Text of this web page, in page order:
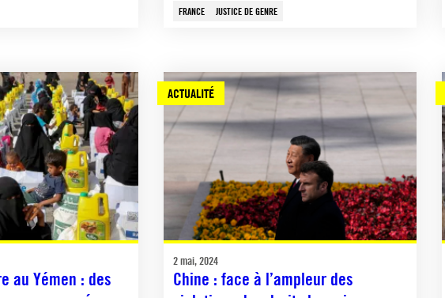
FRANCE JUSTICE DE GENRE
au Yémen : des
ACTUALITÉ
2 mai, 2024
Chine : face à l’ampleur des